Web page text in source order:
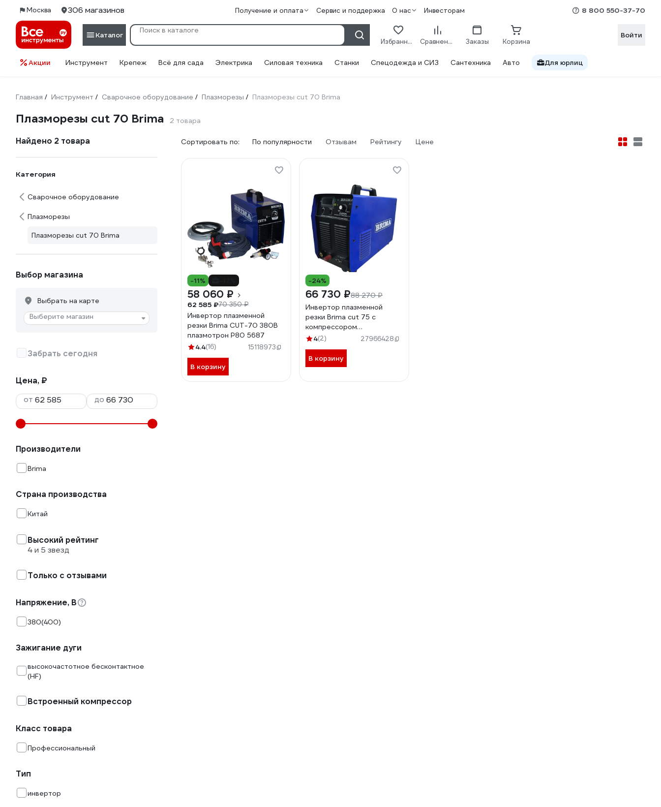
Москва 306 магазинов Получение и оплата Сервис и поддержка О нас Инвесторам 8 800 550-37-70
Каталог
Избранное Сравнение Заказы Корзина
Войти
Акции Инструмент Крепеж Всё для сада Электрика Силовая техника Станки Спецодежда и СИЗ Сантехника Авто Для юрлиц
Главная / Инструмент / Сварочное оборудование / Плазморезы / Плазморезы cut 70 Brima
Плазморезы cut 70 Brima 2 товара
Найдено 2 товара
Категория
Сварочное оборудование
Плазморезы
Плазморезы cut 70 Brima
Выбор магазина
Выбрать на карте
Выберите магазин
Забрать сегодня
Цена, ₽
от
до
Производители
Brima
Страна производства
Китай
Высокий рейтинг
4 и 5 звезд
Только с отзывами
Напряжение, В
380(400)
Зажигание дуги
высокочастотное бесконтактное
(HF)
Встроенный компрессор
Класс товара
Профессиональный
Тип
инвертор
Сортировать по: По популярности Отзывам Рейтингу Цене
-11%
58 060 ₽
62 585 ₽70 350 ₽
Инвертор плазменной
резки Brima CUT-70 380В
плазмотрон P80 5687
4.4(16) 15118973
В корзину
-24%
66 730 ₽88 270 ₽
Инвертор плазменной
резки Brima cut 75 с
компрессором
НП000001376
4(2) 27966428
В корзину